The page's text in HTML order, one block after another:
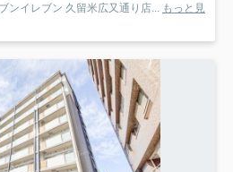
ンイレブン 久留米広又通り店... もっと見